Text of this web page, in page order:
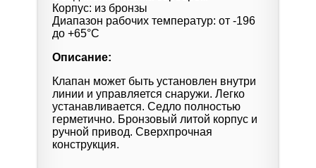
Корпус: из бронзы
Диапазон рабочих температур: от -196
до +65°С
Описание:
Клапан может быть установлен внутри
линии и управляется снаружи. Легко
устанавливается. Седло полностью
герметично. Бронзовый литой корпус и
ручной привод. Сверхпрочная
конструкция.